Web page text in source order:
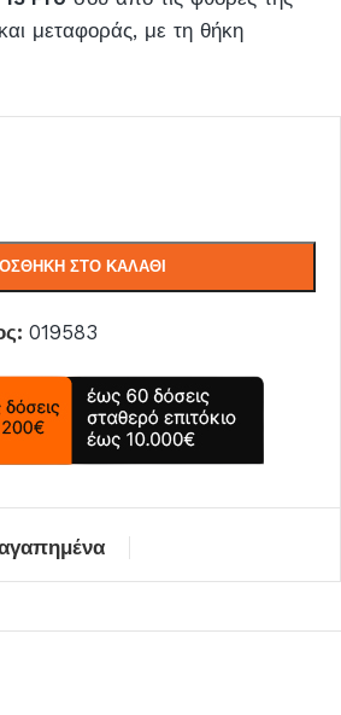
μεταφοράς, με τη θήκη
ΣΤΟ ΚΑΛΆΘΙ
019583